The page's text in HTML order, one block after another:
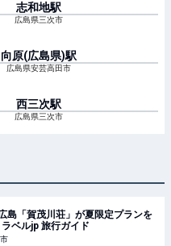
志和地駅
広島県三次市
向原(広島県)駅
広島県安芸高田市
西三次駅
広島県三次市
島「賀茂川荘」が夏限定プランを
ベルjp 旅行ガイド